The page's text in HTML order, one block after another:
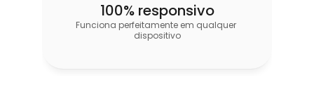
100% responsivo
Funciona perfeitamente em qualquer
dispositivo